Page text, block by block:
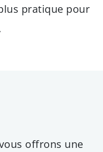
pratique pour
offrons une